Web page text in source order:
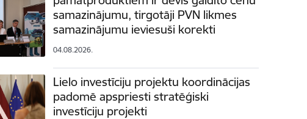
samazinājumu, tirgotāji PVN likmes
samazinājumu ieviesuši korekti
04.08.2026.
Lielo investīciju projektu koordinācijas
padomē apspriesti stratēģiski
investīciju projekti